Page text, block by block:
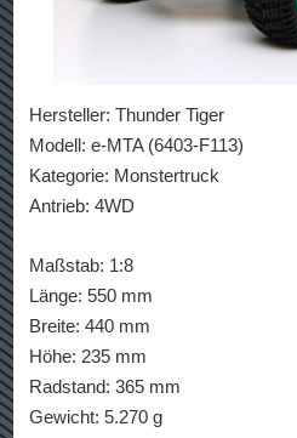
Hersteller: Thunder Tiger
Modell: e-MTA (6403-F113)
Kategorie: Monstertruck
Antrieb: 4WD
Maßstab: 1:8
Länge: 550 mm
Breite: 440 mm
Höhe: 235 mm
Radstand: 365 mm
Gewicht: 5.270 g